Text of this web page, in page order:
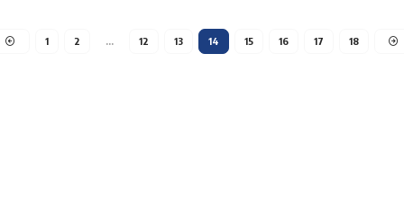
1 2 … 12 13 14 15 16 17 18